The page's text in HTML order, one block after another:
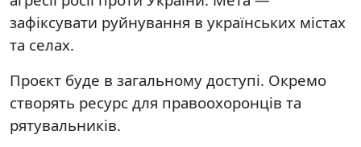
зафіксувати руйнування в українських містах
та селах.
Проєкт буде в загальному доступі. Окремо
створять ресурс для правоохоронців та
рятувальників.